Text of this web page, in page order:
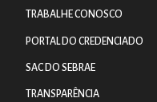
TRABALHE CONOSCO
PORTAL DO CREDENCIADO
SAC DO SEBRAE
TRANSPARÊNCIA